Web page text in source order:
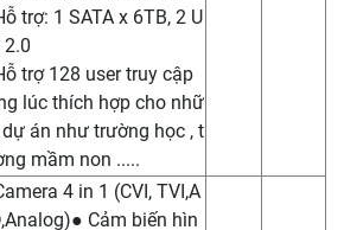
trợ: 1 SATA x 6TB, 2 U
2.0
trợ 128 user truy cập
lúc thích hợp cho nhữ
án như trường học , t
mầm non .....
4 in 1 (CVI, TVI,A
Cảm biến hìn